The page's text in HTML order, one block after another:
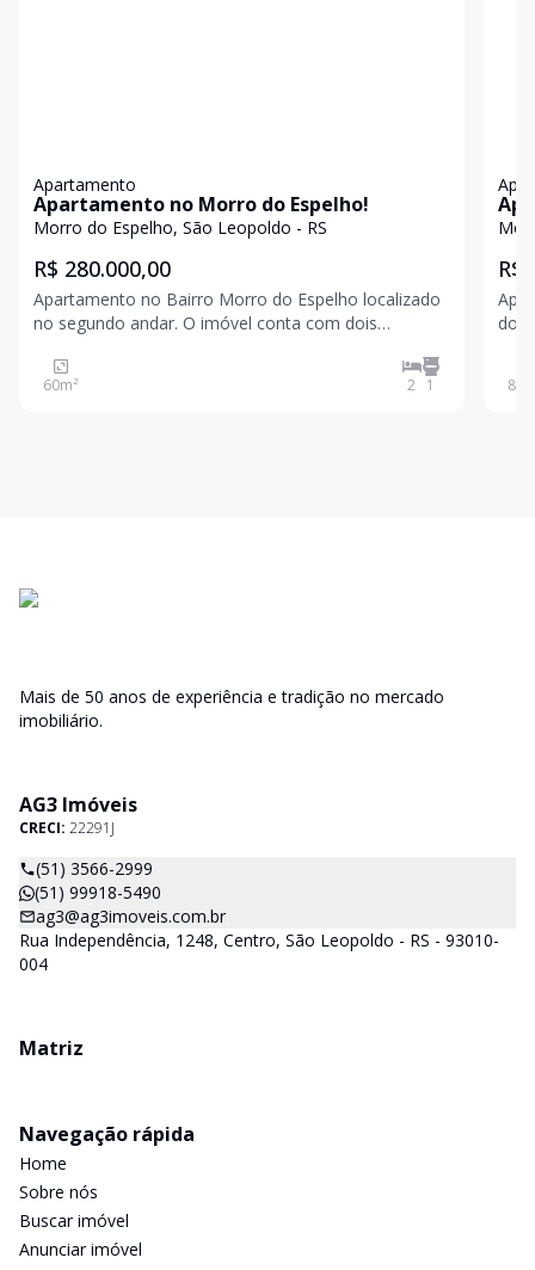
Apartamento
Apartamento no Morro do Espelho!
Morro do Espelho, São Leopoldo - RS
R$ 280.000,00
Apartamento no Bairro Morro do Espelho localizado
no segundo andar. O imóvel conta com dois
cozinha, banheiro social, área de serviço e sacada. A
localização e privilegiada, garantindo fácil acesso
60m² 2 1
R$
do
sua visita!
82
Mais de 50 anos de experiência e tradição no mercado
imobiliário.
AG3 Imóveis
CRECI: 22291J
(51) 3566-2999
(51) 99918-5490
ag3@ag3imoveis.com.br
Rua Independência, 1248, Centro, São Leopoldo - RS - 93010-
004
Matriz
Navegação rápida
Home
Sobre nós
Buscar imóvel
Anunciar imóvel